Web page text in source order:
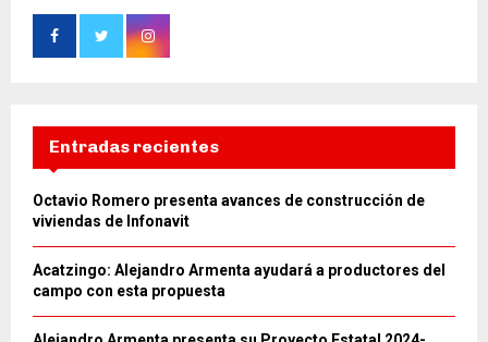
Entradas recientes
Octavio Romero presenta avances de construcción de
viviendas de Infonavit
Acatzingo: Alejandro Armenta ayudará a productores del
campo con esta propuesta